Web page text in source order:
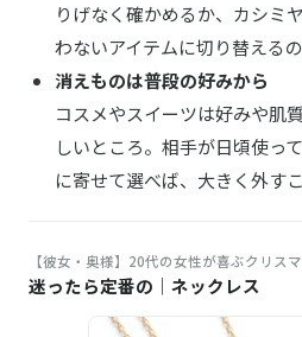
りげなく確かめるか、カシミ
わないアイテムに切り替える
消えものは普段の好みから
コスメやスイーツは好みや肌
しいところ。相手が日頃使っ
に寄せて選べば、大きく外す
【彼女・奥様】20代の女性が喜ぶクリス
迷ったら定番の｜ネックレス